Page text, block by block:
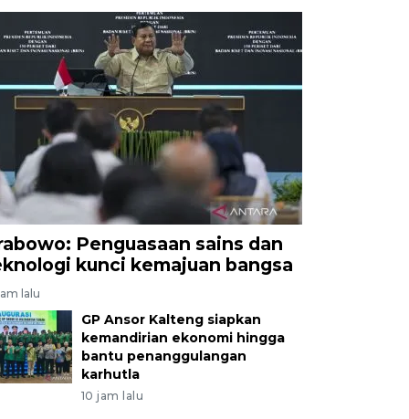
Penguasaan sains dan
kunci kemajuan bangsa
lalu
GP Ansor Kalteng siapkan
kemandirian ekonomi hingga
bantu penanggulangan
karhutla
10 jam lalu